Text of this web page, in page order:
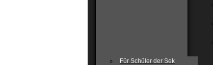
Für Schüler der Sek